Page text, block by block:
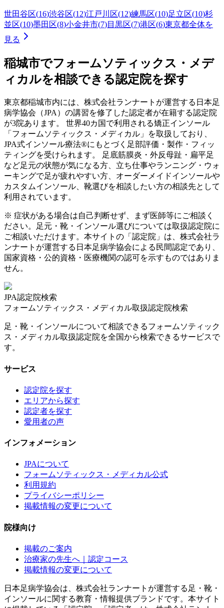
世田谷区(16)渋谷区(12)江戸川区(12)練馬区(10)足立区(10)杉
並区(10)墨田区(8)小金井市(7)目黒区(7)港区(6)東京都全体を
見る
稲城市でフォームソティックス・メデ
ィカルを相談できる認定院を探す
東京都稲城市内には、株式会社ランナートが運営する日本足
病学協会（JPA）の講習を修了した認定者が在籍する認定院
が3院あります。 世界40カ国で利用される矯正インソール
「フォームソティックス・メディカル」を取扱しており、
JPA式インソール療法®にもとづく足部評価・製作・フィッ
ティングを受けられます。 足底筋膜炎・外反母趾・扁平足
など足元の状態が気になる方、立ち仕事やランニング・ウォ
ーキングで足が疲れやすい方、オーダーメイドインソールや
カスタムインソール、靴選びを相談したい方の相談先として
利用されています。
※ 症状がある場合は自己判断せず、まず医師等にご相談く
ださい。足元・靴・インソール選びについては取扱認定院に
ご相談いただけます。本サイトの「認定院」は、株式会社ラ
ンナートが運営する日本足病学協会による民間認定であり、
国家資格・公的資格・医療機関の認可を示すものではありま
せん。
JPA認定院検索
フォームソティックス・メディカル取扱認定院検索
足・靴・インソールについて相談できるフォームソティック
ス・メディカル取扱認定院を全国から検索できるサービスで
す。
サービス
認定院を探す
エリアから探す
認定者を探す
愛用者の声
インフォメーション
JPAについて
フォームソティックス・メディカル公式
利用規約
プライバシーポリシー
掲載情報の変更について
院様向け
掲載のご案内
治療家の先生へ｜認定コース
掲載情報の変更について
日本足病学協会は、株式会社ランナートが運営する足・靴・
インソールに関する教育・情報提供ブランドです。本サイト